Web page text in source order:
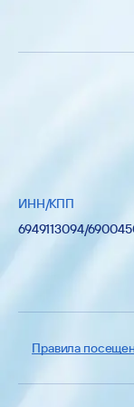
ИНН/КПП
6949113094/
Правила